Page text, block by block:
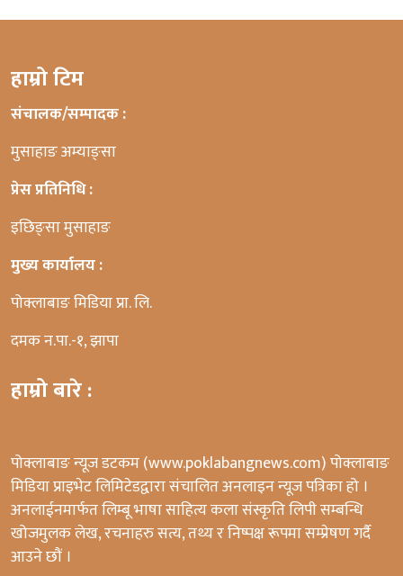
हाम्रो टिम
संचालक/सम्पादक :
मुसाहाङ अम्याङ्सा
प्रेस प्रतिनिधि :
इछिङ्सा मुसाहाङ
मुख्य कार्यालय :
पोक्लाबाङ मिडिया प्रा. लि.
दमक न.पा.-१, झापा
हाम्रो बारे :
पोक्लाबाङ न्यूज डटकम (www.poklabangnews.com) पोक्लाबाङ
मिडिया प्राइभेट लिमिटेडद्वारा संचालित अनलाइन न्यूज पत्रिका हो ।
अनलाईनमार्फत लिम्बू भाषा साहित्य कला संस्कृति लिपी सम्बन्धि
खोजमुलक लेख, रचनाहरु सत्य, तथ्य र निष्पक्ष रूपमा सम्प्रेषण गर्दै
आउने छौं ।